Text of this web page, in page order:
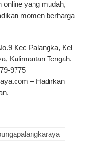
online yang mudah,
momen berharga
Kec Palangka, Kel
Kalimantan Tengah.
9775
– Hadirkan